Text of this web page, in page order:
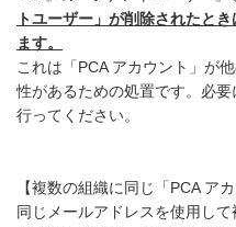
トユーザー」が削除されたと
ます。
これは「PCA アカウント」が
性があるための処置です。必
行ってください。
【複数の組織に同じ「PCA ア
同じメールアドレスを使用して